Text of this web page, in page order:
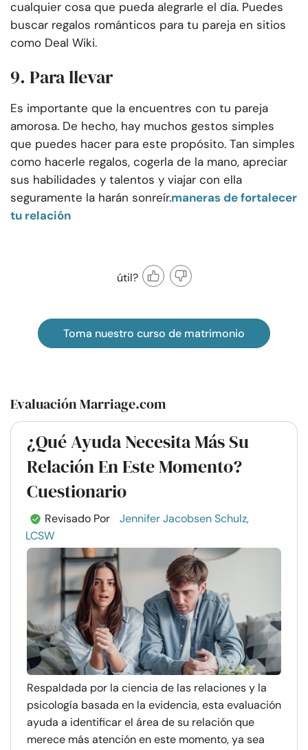
cualquier cosa que pueda alegrarle el día. Puedes
buscar regalos románticos para tu pareja en sitios
como Deal Wiki.
9. Para llevar
Es importante que la encuentres con tu pareja
amorosa. De hecho, hay muchos gestos simples
que puedes hacer para este propósito. Tan simples
como hacerle regalos, cogerla de la mano, apreciar
sus habilidades y talentos y viajar con ella
seguramente la harán sonreír.maneras de fortalecer
tu relación
útil?
Toma nuestro curso de matrimonio
Evaluación Marriage.com
¿Qué Ayuda Necesita Más Su
Relación En Este Momento?
Cuestionario
Revisado Por
Jennifer Jacobsen Schulz,
LCSW
Respaldada por la ciencia de las relaciones y la
psicología basada en la evidencia, esta evaluación
ayuda a identificar el área de su relación que
merece más atención en este momento, ya sea